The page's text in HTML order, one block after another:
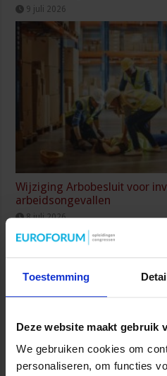
Toestemming
Deze website maakt gebruik
We gebruiken cookies om
personaliseren, om functies
9 juli 2026
Wijziging Arbobesluit voor
arbeidsongevallen
8 juli 2026